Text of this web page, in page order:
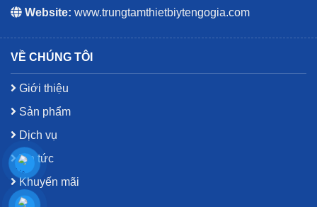
Website: www.trungtamthietbiytengogia.com
VỀ CHÚNG TÔI
Giới thiệu
Sản phẩm
Dịch vụ
Tin tức
Khuyến mãi